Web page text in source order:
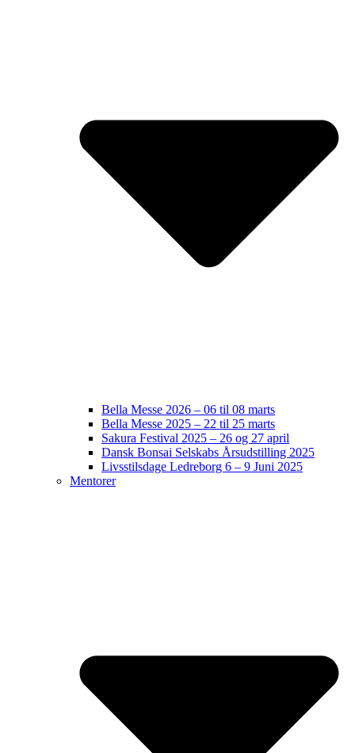
Bella Messe 2026 – 06 til 08 marts
Bella Messe 2025 – 22 til 25 marts
Sakura Festival 2025 – 26 og 27 april
Dansk Bonsai Selskabs Årsudstilling 2025
Livsstilsdage Ledreborg 6 – 9 Juni 2025
Mentorer